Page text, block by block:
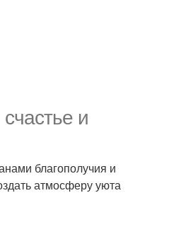
и
благополучия и
атмосферу уюта